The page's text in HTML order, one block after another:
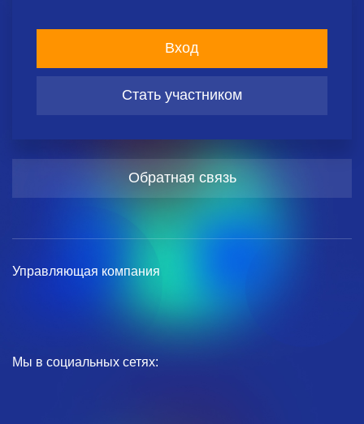
Вход
Стать участником
Обратная связь
Управляющая компания
Мы в социальных сетях: